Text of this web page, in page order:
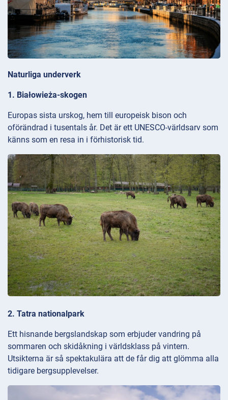
Naturliga underverk
1. Białowieża-skogen
Europas sista urskog, hem till europeisk bison och
oförändrad i tusentals år. Det är ett UNESCO-världsarv som
känns som en resa in i förhistorisk tid.
2. Tatra nationalpark
Ett hisnande bergslandskap som erbjuder vandring på
sommaren och skidåkning i världsklass på vintern.
Utsikterna är så spektakulära att de får dig att glömma alla
tidigare bergsupplevelser.